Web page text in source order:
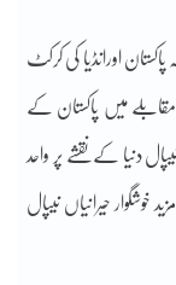
اورانڈیا کی کرکٹ
مقابلے میں پاکستان کے
دنیا کے نقشے پر واحد
حیرانیاں نیپال